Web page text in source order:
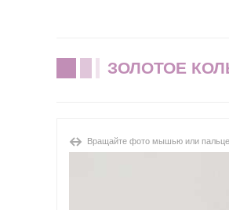
ЗОЛОТОЕ
Вращайте фото мышью или